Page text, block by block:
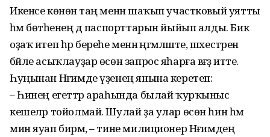
Икенсе көнөнә таң менән шаҡып участковый уятты
һәм бөтәһенең дә паспорттарын йыйып алды. Бик
оҙаҡ итеп һәр береһе менән әңгәмәләште, шәхестәренә
бәйле асыҡлауҙар өсөн запрос яһарға вәғәҙә итте.
Һуңынан Нәғимде үҙенең янына керетеп:
– Һинең егеттәр араһында былай ҡурҡыныс
кешеләр тойолмай. Шулай ҙа улар өсөн һин һәм
мин яуап бирәм, – тине милиционер Нәғимдең